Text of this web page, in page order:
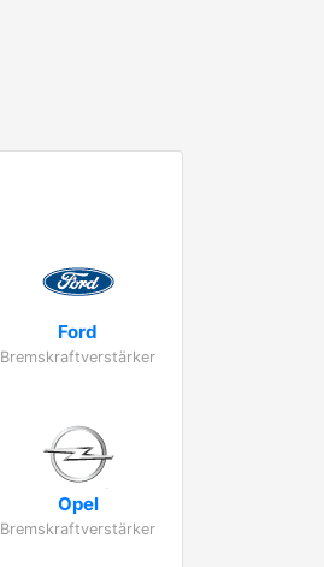
Ford
Bremskraftverstärker
Opel
Bremskraftverstärker